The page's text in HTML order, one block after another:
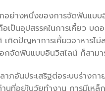
ย่างหนึ่งของการจัดฟันแบบ
ป็นอุปสรรคในการเคี้ยว บด
เกิดปัญหาการเคี้ยวอาหารไ
จัดฟันแบบอินวิสไลน์ ก็สาม
าภอันประเสริฐต่อระบบร่าง
นที่อยู่ในวัยทำงาน การมีเ